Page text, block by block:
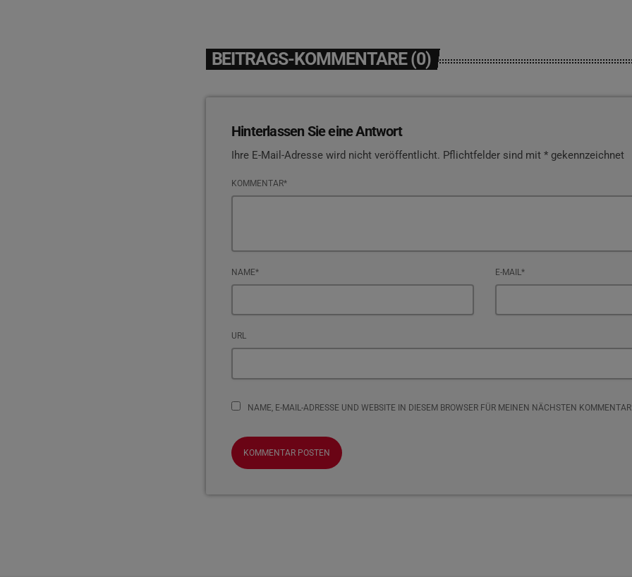
BEITRAGS-KOMMENTARE (0)
Hinterlassen Sie eine Antwort
Ihre E-Mail-Adresse wird nicht veröffentlicht. Pflichtfelder sind mit * gekennzeichnet
KOMMENTAR*
NAME* E-MAIL*
URL
NAME, E-MAIL-ADRESSE UND WEBSITE IN DIESEM BROWSER FÜR MEINEN NÄCHSTEN